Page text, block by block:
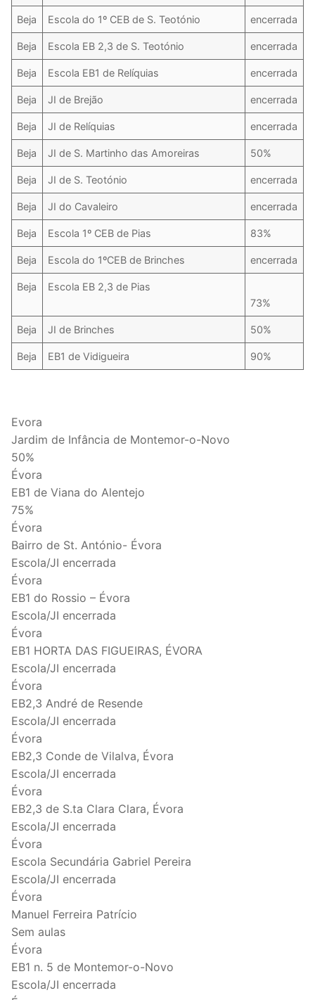
Beja Escola do 1º CEB de S. Teotónio encerrada
Beja Escola EB 2,3 de S. Teotónio encerrada
Beja Escola EB1 de Relíquias encerrada
Beja JI de Brejão encerrada
Beja JI de Relíquias encerrada
Beja JI de S. Martinho das Amoreiras 50%
Beja JI de S. Teotónio encerrada
Beja JI do Cavaleiro encerrada
Beja Escola 1º CEB de Pias 83%
Beja Escola do 1ºCEB de Brinches encerrada
Beja
Escola EB 2,3 de Pias
73%
Beja JI de Brinches 50%
Beja EB1 de Vidigueira 90%
Evora
Jardim de Infância de Montemor-o-Novo
50%
Évora
EB1 de Viana do Alentejo
75%
Évora
Bairro de St. António- Évora
Escola/JI encerrada
Évora
EB1 do Rossio – Évora
Escola/JI encerrada
Évora
EB1 HORTA DAS FIGUEIRAS, ÉVORA
Escola/JI encerrada
Évora
EB2,3 André de Resende
Escola/JI encerrada
Évora
EB2,3 Conde de Vilalva, Évora
Escola/JI encerrada
Évora
EB2,3 de S.ta Clara Clara, Évora
Escola/JI encerrada
Évora
Escola Secundária Gabriel Pereira
Escola/JI encerrada
Évora
Manuel Ferreira Patrício
Sem aulas
Évora
EB1 n. 5 de Montemor-o-Novo
Escola/JI encerrada